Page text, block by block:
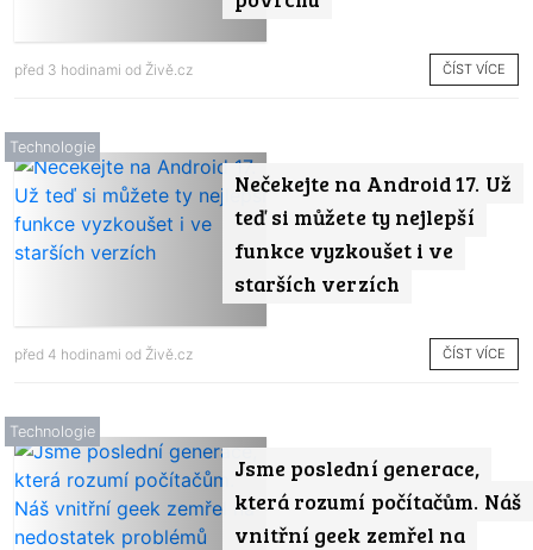
před 3 hodinami od Živě.cz ČÍST VÍCE
Nečekejte na Android 17. Už
teď si můžete ty nejlepší
funkce vyzkoušet i ve
starších verzích
Technologie
před 4 hodinami od Živě.cz ČÍST VÍCE
Jsme poslední generace,
která rozumí počítačům. Náš
vnitřní geek zemřel na
Technologie